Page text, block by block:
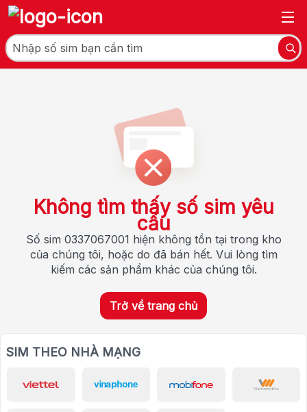
Không tìm thấy số sim yêu
cầu
Số sim 0337067001 hiện không tồn tại trong kho
của chúng tôi, hoặc do đã bán hết. Vui lòng tìm
kiếm các sản phẩm khác của chúng tôi.
Trở về trang chủ
SIM THEO NHÀ MẠNG